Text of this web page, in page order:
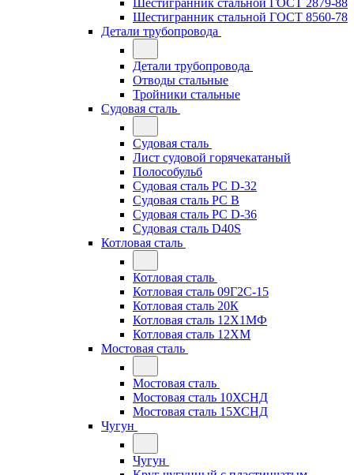
Шестигранник стальной ГОСТ 2879-88
Шестигранник стальной ГОСТ 8560-78
Детали трубопровода
Детали трубопровода
Отводы стальные
Тройники стальные
Судовая сталь
Судовая сталь
Лист судовой горячекатаный
Полособульб
Судовая сталь РС D-32
Судовая сталь РС В
Судовая сталь РС D-36
Судовая сталь D40S
Котловая сталь
Котловая сталь
Котловая сталь 09Г2С-15
Котловая сталь 20К
Котловая сталь 12Х1МФ
Котловая сталь 12ХМ
Мостовая сталь
Мостовая сталь
Мостовая сталь 10ХСНД
Мостовая сталь 15ХСНД
Чугун
Чугун